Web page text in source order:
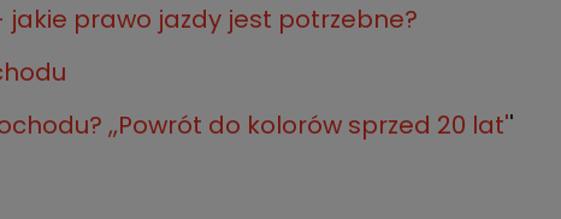
prawo jazdy jest potrzebne?
,,Powrót do kolorów sprzed 20 lat''